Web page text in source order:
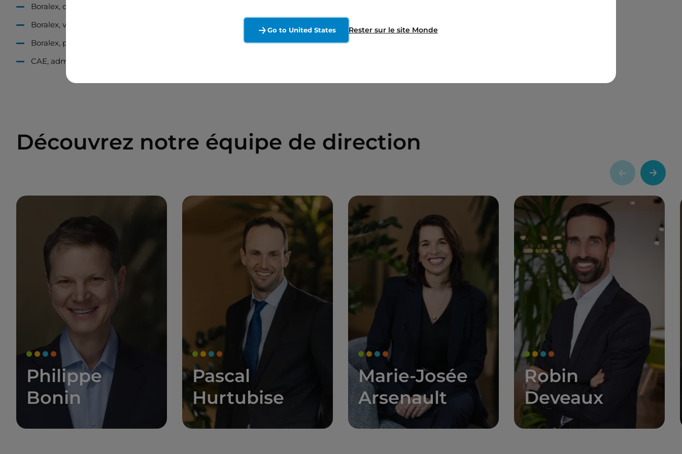
Boralex, directeur général Europe (2009-2019)
Boralex, vice-président et chef d’exploitation Europe (juillet 2019 à novembre 2020)
Boralex, président et chef de la direction (2020 à aujourd’hui)
CAE, administrateur (2024 à aujourd’hui)
Découvrez notre équipe de direction
Philippe
Bonin
Pascal
Hurtubise
Marie-Josée
Arsenault
Robin
Deveaux
Go to United States Rester sur le site Monde